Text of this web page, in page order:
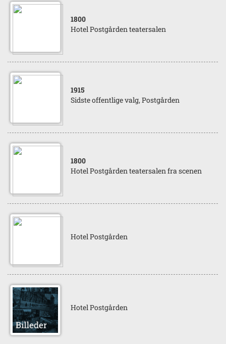
1800
Hotel Postgården teatersalen
1915
Sidste offentlige valg, Postgården
1800
Hotel Postgården teatersalen fra scenen
Hotel Postgården
Hotel Postgården